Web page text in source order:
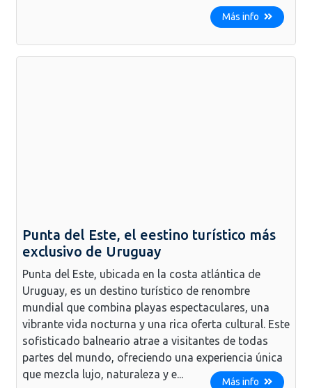
Más info
Punta del Este, el eestino turístico más
exclusivo de Uruguay
Punta del Este, ubicada en la costa atlántica de
Uruguay, es un destino turístico de renombre
mundial que combina playas espectaculares, una
vibrante vida nocturna y una rica oferta cultural. Este
sofisticado balneario atrae a visitantes de todas
partes del mundo, ofreciendo una experiencia única
que mezcla lujo, naturaleza y e...
Más info